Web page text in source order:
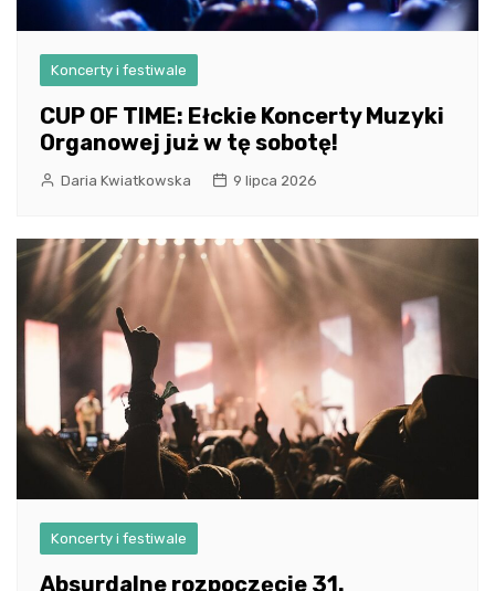
Koncerty i festiwale
CUP OF TIME: Ełckie Koncerty Muzyki
Organowej już w tę sobotę!
Daria Kwiatkowska 9 lipca 2026
Koncerty i festiwale
Absurdalne rozpoczęcie 31.